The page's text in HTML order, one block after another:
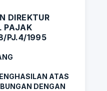
DIREKTUR
PAJAK
PJ.4/1995
ATAS
DENGAN